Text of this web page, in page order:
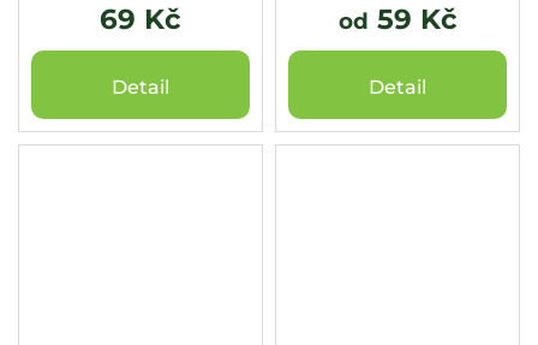
69 Kč
Detail
od 59 Kč
Detail